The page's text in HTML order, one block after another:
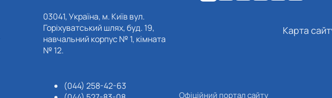
03041, Україна, м. Київ вул.
Горіхуватський шлях, буд. 19,
навчальний корпус № 1, кімната
№ 12.
(044) 258-42-63
Карта
Офіційний портал сайту